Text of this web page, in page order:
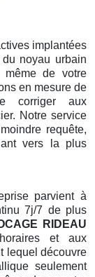
implantées
noyau urbain
même de votre
en mesure de
corriger aux
Notre service
requête,
vers la plus
parvient à
7j/7 de plus
RIDEAU
et aux
lequel découvre
seulement